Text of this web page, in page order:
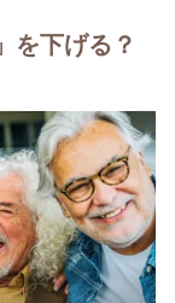
を下げる？